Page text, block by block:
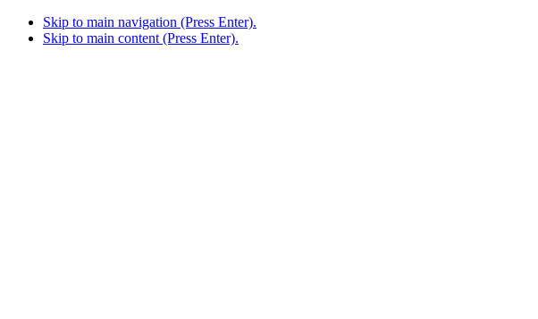
Skip to main navigation (Press Enter).
Skip to main content (Press Enter).